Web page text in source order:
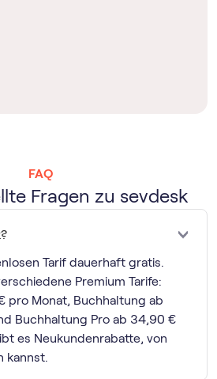
FAQ
Fragen zu sevdesk
Tarif dauerhaft gratis.
Premium Tarife:
pro Monat, Buchhaltung ab
Buchhaltung Pro ab 34,90 €
es Neukundenrabatte, von
kannst.